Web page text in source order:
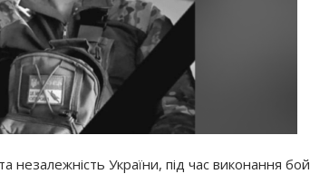
України, під час виконання